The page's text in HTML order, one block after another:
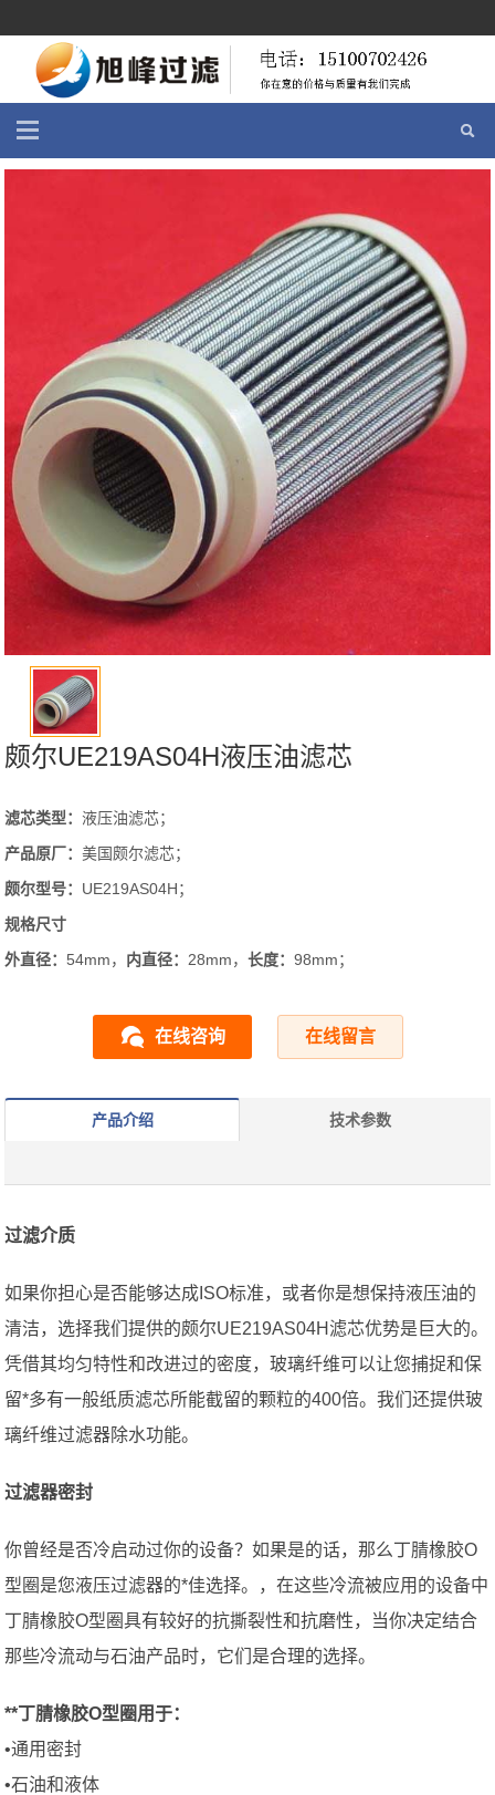
颇尔UE219AS04H液压油滤芯
滤芯类型：液压油滤芯；
产品原厂：美国颇尔滤芯；
颇尔型号： UE219AS04H；
规格尺寸
外直径：54mm， 内直径： 28mm，长度：98mm；
在线咨询 在线留言
产品介绍 技术参数
过滤介质
如果你担心是否能够达成ISO标准，或者你是想保持液压油的
清洁，选择我们提供的颇尔UE219AS04H滤芯优势是巨大的。
凭借其均匀特性和改进过的密度，玻璃纤维可以让您捕捉和保
留*多有一般纸质滤芯所能截留的颗粒的400倍。我们还提供玻
璃纤维过滤器除水功能。
过滤器密封
你曾经是否冷启动过你的设备？如果是的话，那么丁腈橡胶O
型圈是您液压过滤器的*佳选择。，在这些冷流被应用的设备中
丁腈橡胶O型圈具有较好的抗撕裂性和抗磨性，当你决定结合
那些冷流动与石油产品时，它们是合理的选择。
**丁腈橡胶O型圈用于：
•通用密封
•石油和液体